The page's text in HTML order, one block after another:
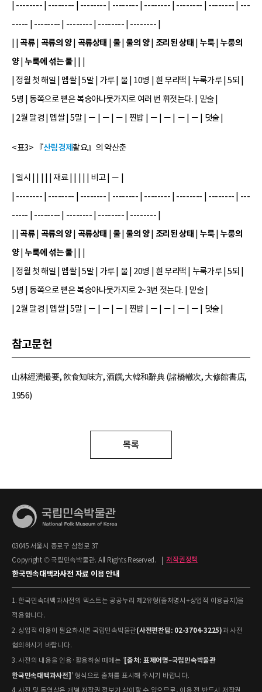
| -------- | -------- | -------- | -------- | -------- | -------- | -------- | ---
----- | -------- | -------- | -------- | -------- |
곡류| 곡류의 양| 곡류상태 물| 물의 양| 조리된 상태 누룩| 누룽의
양| 누룩에 섞는 물| | |
| 정월 첫 해일 | 멥쌀 | 5말 | 가루 | 물 | 10병 | 흰 무리떡 | 누룩가루 | 5되 |
5병 | 동쪽으로 뻗은 복숭아나뭇가지로 여러 번 휘젓는다. | 밑술 |
| 2월 말경 | 멥쌀 | 5말 | － | － | － | 찐밥 | － | － | － | － | 덧술 |
<표3> 『산림경제촬요』의 약산춘
| 일시 | | | | | 재료 | | | | | 비고 | － |
| -------- | -------- | -------- | -------- | -------- | -------- | -------- | ---
----- | -------- | -------- | -------- | -------- |
곡류| 곡류의 양| 곡류상태 물| 물의 양| 조리된 상태 누룩| 누룽의
양| 누룩에 섞는 물| | |
| 정월 첫 해일 | 멥쌀 | 5말 | 가루 | 물 | 20병 | 흰 무리떡 | 누룩가루 | 5되 |
5병 | 동쪽으로 뻗은 복숭아나뭇가지로 2~3번 젓는다. | 밑술 |
| 2월 말경 | 멥쌀 | 5말 | － | － | － | 찐밥 | － | － | － | － | 덧술 |
참고문헌
山林經濟撮要, 飮食知味方, 酒饌,大韓和辭典 (諸橋轍次, 大修館書店,
1956)
목록
03045 서울시 종로구 삼청로 37
Copyright © 국립민속박물관. All Rights Reserved.
저작권정책
한국민속대백과사전 자료 이용 안내
1. 한국민속대백과사전의 텍스트는 공공누리 제2유형(출처명시+상업적 이용금지)을
적용합니다.
2. 상업적 이용이 필요하시면 국립민속박물관(사전편찬팀: 02-3704-3225)과 사전
협의하시기 바랍니다.
3. 사전의 내용을 인용·활용하실 때에는 '[출처: 표제어명–국립민속박물관
한국민속대백과사전]' 형식으로 출처를 표시해 주시기 바랍니다.
4. 사진 및 동영상은 개별 저작권 정보가 상이할 수 있으므로, 이용 전 반드시 저작권